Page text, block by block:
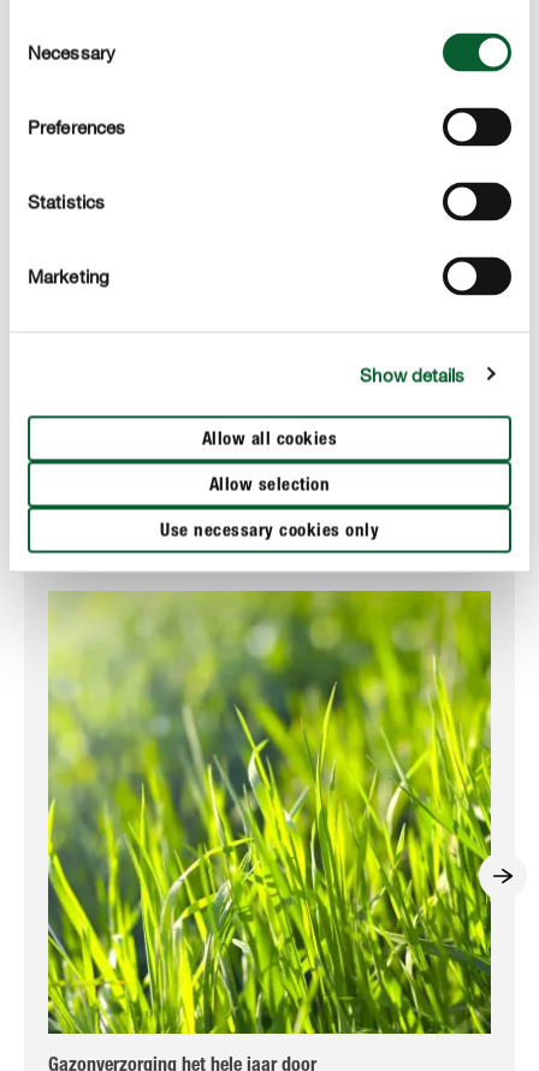
Selection
Necessary
Preferences
Statistics
Marketing
Show details
Allow all cookies
Allow selection
Use necessary cookies only
COMPO Advanced Release Technology® staat voor
maximale prestaties en effect. Elke korrel bevat alle
worden vrijgegeven. Voor tuiniers, die meer willen!
EEN VRAAG? STEL ZE HIER!
Meer tips rond gazonverzorging